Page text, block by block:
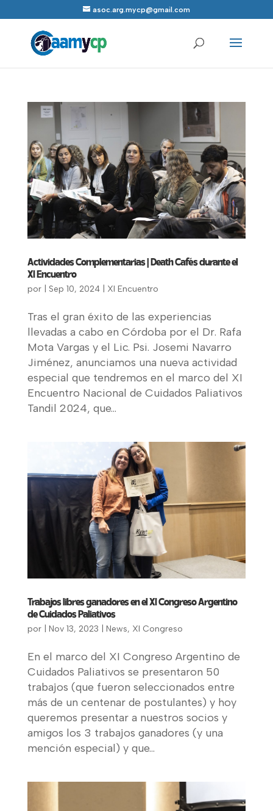
asoc.arg.mycp@gmail.com
Actividades Complementarias | Death Cafés durante el
XI Encuentro
por Sep 10, 2024| XI Encuentro
Tras el gran éxito de las experiencias
llevadas a cabo en Córdoba por el Dr. Rafa
Mota Vargas y el Lic. Psi. Josemi Navarro
Jiménez, anunciamos una nueva actividad
especial que tendremos en el marco del XI
Encuentro Nacional de Cuidados Paliativos
Tandil 2024, que...
Trabajos libres ganadores en el XI Congreso Argentino
de Cuidados Paliativos
por Nov 13, 2023 News, XI Congreso
En el marco del XI Congreso Argentino de
Cuidados Paliativos se presentaron 50
trabajos (que fueron seleccionados entre
más de un centenar de postulantes) y hoy
queremos presentar a nuestros socios y
amigos los 3 trabajos ganadores (y una
mención especial) y que...